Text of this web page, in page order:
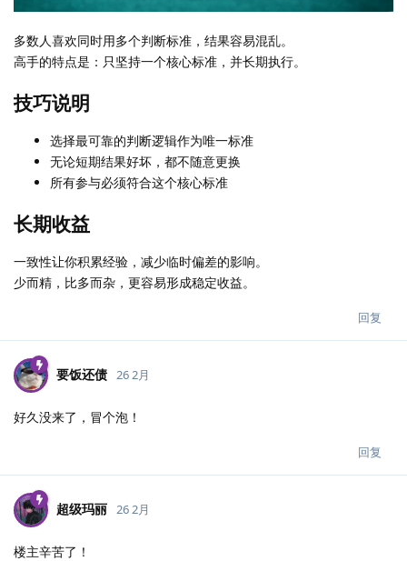
多数人喜欢同时用多个判断标准，结果容易混乱。
高手的特点是：只坚持一个核心标准，并长期执行。
技巧说明
选择最可靠的判断逻辑作为唯一标准
无论短期结果好坏，都不随意更换
所有参与必须符合这个核心标准
长期收益
一致性让你积累经验，减少临时偏差的影响。
少而精，比多而杂，更容易形成稳定收益。
回复
要饭还债 26 2月
好久没来了，冒个泡！
回复
超级玛丽 26 2月
楼主辛苦了！